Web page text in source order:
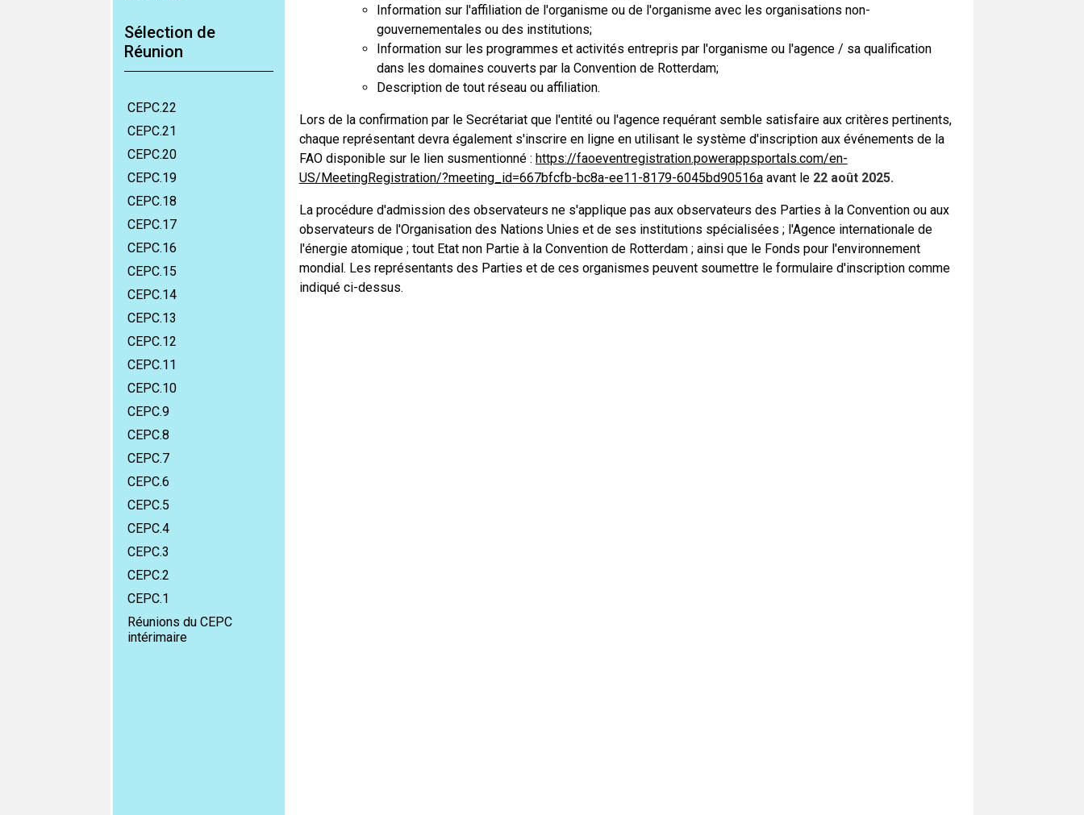
Sélection de
Réunion
CEPC.22
CEPC.21
CEPC.20
CEPC.19
CEPC.18
CEPC.17
CEPC.16
CEPC.15
CEPC.14
CEPC.13
CEPC.12
CEPC.11
CEPC.10
CEPC.9
CEPC.8
CEPC.7
CEPC.6
CEPC.5
CEPC.4
CEPC.3
CEPC.2
CEPC.1
Réunions du CEPC
intérimaire
Information sur l'affiliation de l'organisme ou de l'organisme avec les organisations non-
gouvernementales ou des institutions;
Information sur les programmes et activités entrepris par l'organisme ou l'agence / sa qualification
dans les domaines couverts par la Convention de Rotterdam;
Description de tout réseau ou affiliation.
Lors de la confirmation par le Secrétariat que l'entité ou l'agence requérant semble satisfaire aux critères pertinents,
chaque représentant devra également s'inscrire en ligne en utilisant le système d'inscription aux événements de la
FAO disponible sur le lien susmentionné : https://faoeventregistration.powerappsportals.com/en-
US/MeetingRegistration/?meeting_id=667bfcfb-bc8a-ee11-8179-6045bd90516aavant le 22 août 2025.
La procédure d'admission des observateurs ne s'applique pas aux observateurs des Parties à la Convention ou aux
observateurs de l'Organisation des Nations Unies et de ses institutions spécialisées ; l'Agence internationale de
l'énergie atomique ; tout Etat non Partie à la Convention de Rotterdam ; ainsi que le Fonds pour l'environnement
mondial. Les représentants des Parties et de ces organismes peuvent soumettre le formulaire d'inscription comme
indiqué ci-dessus.